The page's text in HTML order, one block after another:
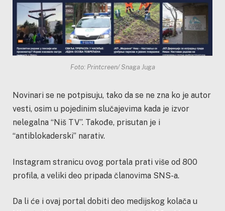
Foto: Printcreen/ Snaga Juga
Novinari se ne potpisuju, tako da se ne zna ko je autor
vesti, osim u pojedinim slučajevima kada je izvor
nelegalna “Niš TV”. Takođe, prisutan je i
“antiblokaderski” narativ.
Instagram stranicu ovog portala prati više od 800
profila, a veliki deo pripada članovima SNS-a.
Da li će i ovaj portal dobiti deo medijskog kolača u